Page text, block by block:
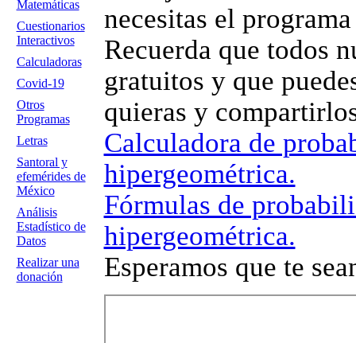
Matemáticas
Cuestionarios
Interactivos
Calculadoras
Covid-19
Otros
Programas
Letras
Santoral y
efemérides de
México
Análisis
Estadístico de
Datos
Realizar una
donación
necesitas el
Recuerda que todos
gratuitos y que
quieras y
Calculadora de
hipergeométrica.
Fórmulas de
hipergeométrica.
Esperamos que te